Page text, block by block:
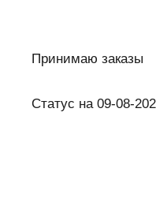
Принимаю заказы
Статус на 09-08-